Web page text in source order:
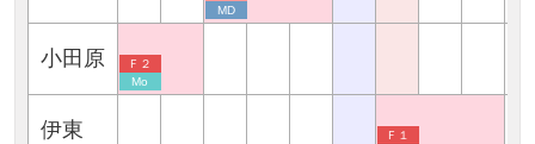
MD
小田原
Ｆ２
Mo
伊東
Ｆ１